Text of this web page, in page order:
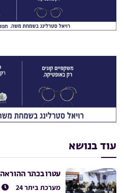
עוד בנושא
עטרו בכתר ההוראה
מערכת ביתר 24